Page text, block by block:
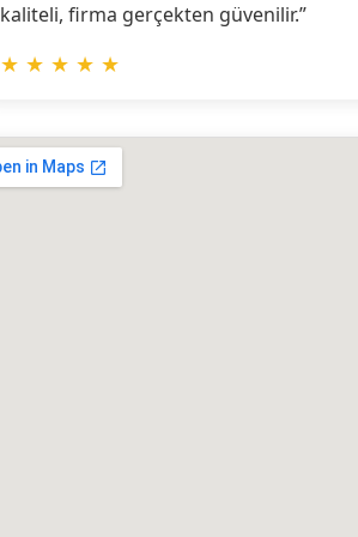
kaliteli, firma gerçekten güvenilir.”
★ ★ ★ ★ ★